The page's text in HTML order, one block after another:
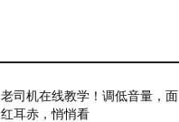
老司机在线教学！调低音量，面
红耳赤，悄悄看